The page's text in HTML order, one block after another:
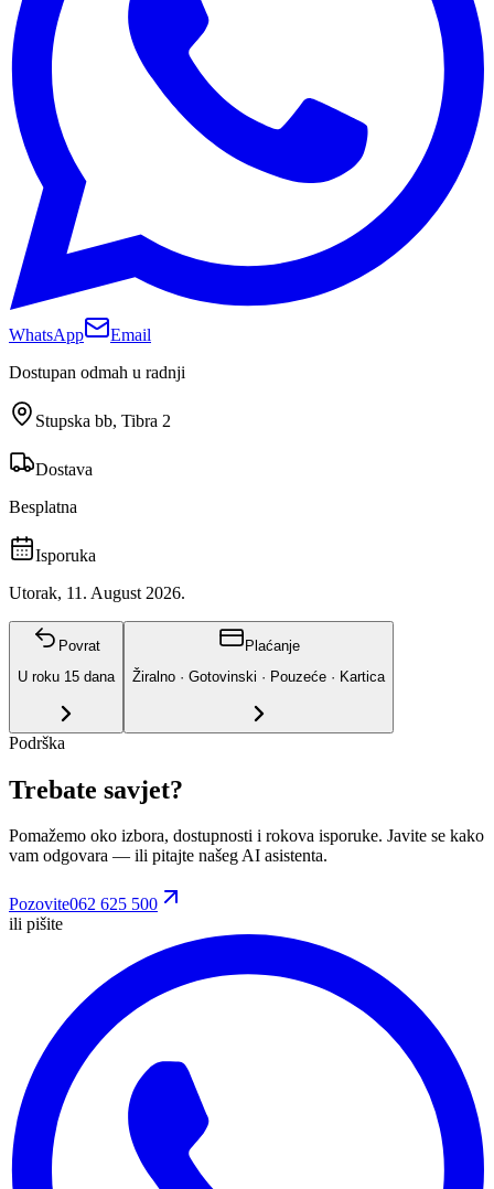
WhatsApp
Email
Dostupan odmah u radnji
Stupska bb, Tibra 2
Dostava
Besplatna
Isporuka
Utorak, 11. August 2026.
Povrat
U roku 15 dana
Plaćanje
Žiralno · Gotovinski · Pouzeće · Kartica
Podrška
Trebate savjet?
Pomažemo oko izbora, dostupnosti i rokova isporuke. Javite se kako
vam odgovara — ili pitajte našeg AI asistenta.
Pozovite062 625 500
ili pišite